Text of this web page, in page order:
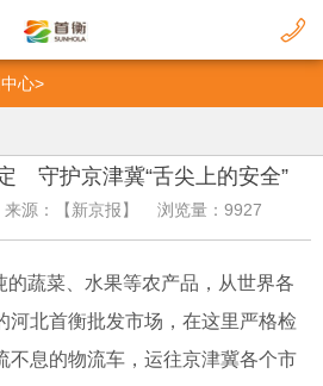
心>
守护京津冀“舌尖上的安全”
源：【新京报】 浏览量：9927
的蔬菜、水果等农产品，从世界各
河北首衡批发市场，在这里严格检
不息的物流车，运往京津冀各个市